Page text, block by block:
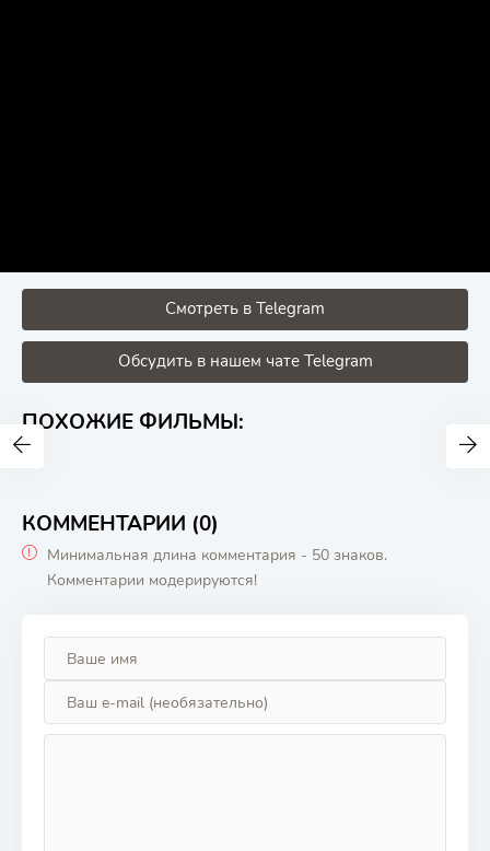
Смотреть в Telegram
Обсудить в нашем чате Telegram
ПОХОЖИЕ ФИЛЬМЫ:
КОММЕНТАРИИ (0)
Минимальная длина комментария - 50 знаков.
Комментарии модерируются!